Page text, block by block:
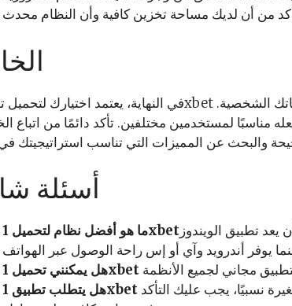
مناسبًا لمستخدمين مختلفين. تأكد دائمًا من اتباع
أسئلة
تطبيق الويندوز
نسبيًا، يجب عليك التأكد